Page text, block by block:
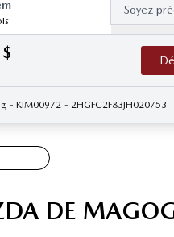
Soyez
$
- KIM00972 - 2HGFC2F83JH020753
DE